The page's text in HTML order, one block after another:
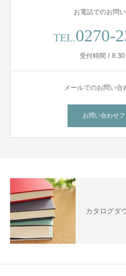
お電話でのお問
TEL.0270-
受付時間 / 8:30
メールでのお問い合
お問い合わせ
カタログダ